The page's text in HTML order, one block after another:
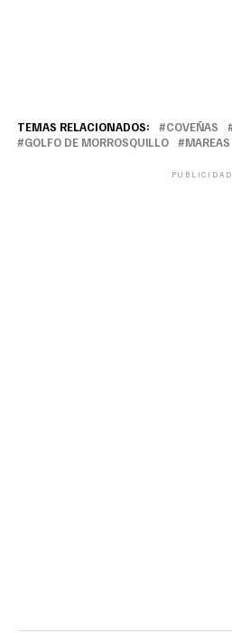
TEMAS RELACIONADOS: COVEÑAS
GOLFO DE MORROSQUILLO
MAREAS
PUBLICIDAD